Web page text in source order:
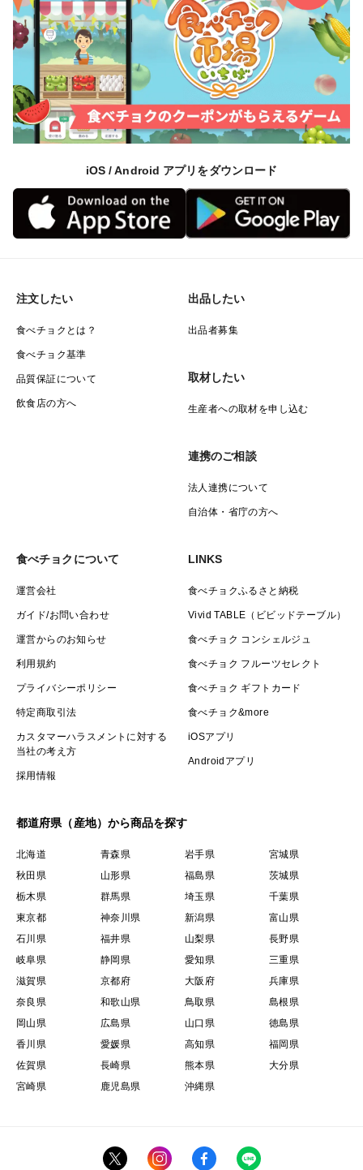
iOS / Android アプリをダウンロード
注文したい
食べチョクとは？
食べチョク基準
品質保証について
飲食店の方へ
出品したい
出品者募集
取材したい
生産者への取材を申し込む
連携のご相談
法人連携について
自治体・省庁の方へ
食べチョクについて
運営会社
ガイド/お問い合わせ
運営からのお知らせ
利用規約
プライバシーポリシー
特定商取引法
カスタマーハラスメントに対する
当社の考え方
採用情報
LINKS
食べチョクふるさと納税
Vivid TABLE（ビビッドテーブル）
食べチョク コンシェルジュ
食べチョク フルーツセレクト
食べチョク ギフトカード
食べチョク&more
iOSアプリ
Androidアプリ
都道府県（産地）から商品を探す
北海道 青森県 岩手県
宮城県
秋田県
山形県 福島県
茨城県
栃木県
群馬県 埼玉県
千葉県
東京都
神奈川県 新潟県
富山県
石川県
福井県 山梨県
長野県
岐阜県
静岡県 愛知県
三重県
滋賀県
京都府 大阪府
兵庫県
奈良県
和歌山県 鳥取県
島根県
岡山県
広島県 山口県
徳島県
香川県
愛媛県 高知県
福岡県
佐賀県
長崎県 熊本県
大分県
宮崎県
鹿児島県 沖縄県